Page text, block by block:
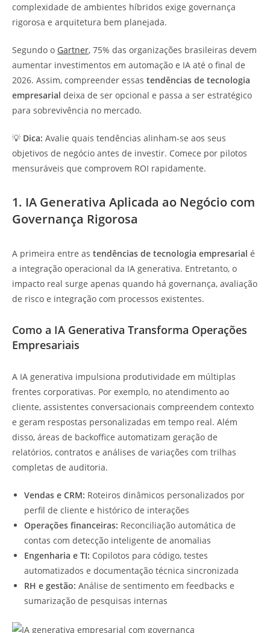
complexidade de ambientes híbridos exige governança
rigorosa e arquitetura bem planejada.
Segundo o Gartner, 75% das organizações brasileiras devem
aumentar investimentos em automação e IA até o final de
2026. Assim, compreender essas tendências de tecnologia
empresarial deixa de ser opcional e passa a ser estratégico
para sobrevivência no mercado.
💡 Dica: Avalie quais tendências alinham-se aos seus
objetivos de negócio antes de investir. Comece por pilotos
mensuráveis que comprovem ROI rapidamente.
1. IA Generativa Aplicada ao Negócio com
Governança Rigorosa
A primeira entre as tendências de tecnologia empresarial é
a integração operacional da IA generativa. Entretanto, o
impacto real surge apenas quando há governança, avaliação
de risco e integração com processos existentes.
Como a IA Generativa Transforma Operações
Empresariais
A IA generativa impulsiona produtividade em múltiplas
frentes corporativas. Por exemplo, no atendimento ao
cliente, assistentes conversacionais compreendem contexto
e geram respostas personalizadas em tempo real. Além
disso, áreas de backoffice automatizam geração de
relatórios, contratos e análises de variações com trilhas
completas de auditoria.
Vendas e CRM: Roteiros dinâmicos personalizados por
perfil de cliente e histórico de interações
Operações financeiras: Reconciliação automática de
contas com detecção inteligente de anomalias
Engenharia e TI: Copilotos para código, testes
automatizados e documentação técnica sincronizada
RH e gestão: Análise de sentimento em feedbacks e
sumarização de pesquisas internas